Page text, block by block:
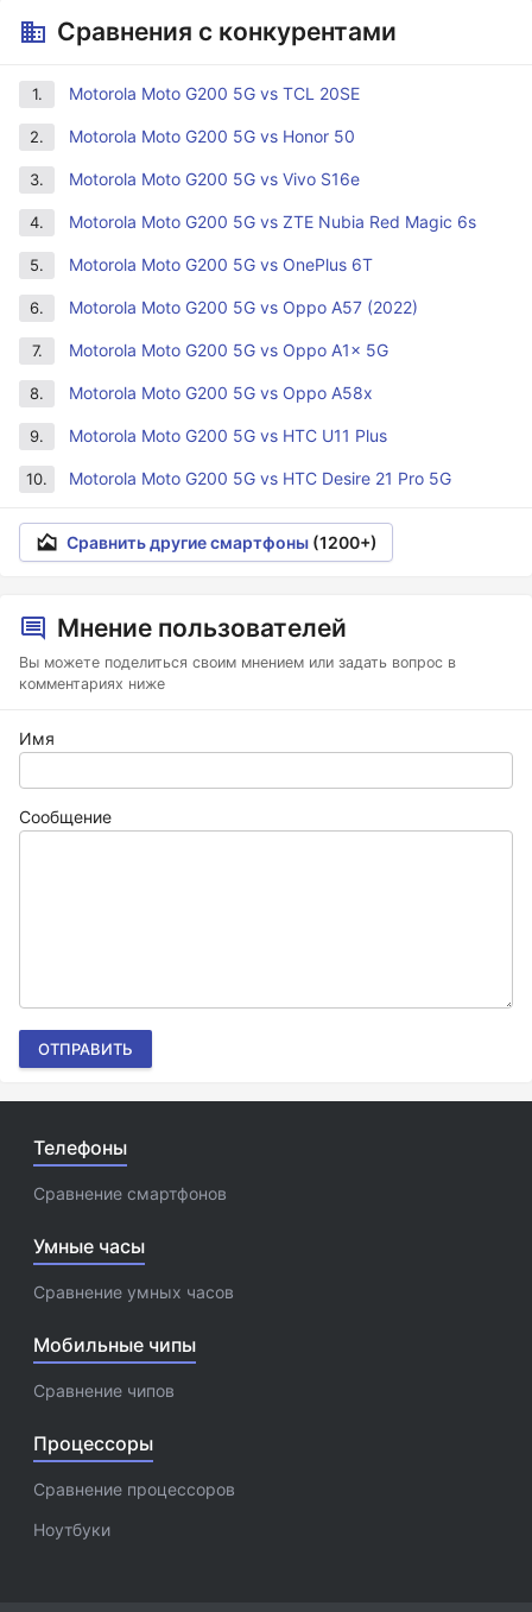
Сравнения с конкурентами
1. Motorola Moto G200 5G vs TCL 20SE
2. Motorola Moto G200 5G vs Honor 50
3. Motorola Moto G200 5G vs Vivo S16e
4. Motorola Moto G200 5G vs ZTE Nubia Red Magic 6s
5. Motorola Moto G200 5G vs OnePlus 6T
6. Motorola Moto G200 5G vs Oppo A57 (2022)
7. Motorola Moto G200 5G vs Oppo A1x 5G
8. Motorola Moto G200 5G vs Oppo A58x
9. Motorola Moto G200 5G vs HTC U11 Plus
10. Motorola Moto G200 5G vs HTC Desire 21 Pro 5G
Сравнить другие смартфоны (1200+)
Мнение пользователей
Вы можете поделиться своим мнением или задать вопрос в
комментариях ниже
Имя
Сообщение
ОТПРАВИТЬ
Телефоны
Сравнение смартфонов
Умные часы
Сравнение умных часов
Мобильные чипы
Сравнение чипов
Процессоры
Сравнение процессоров
Ноутбуки